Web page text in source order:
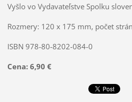
Vyšlo vo Vydavateľstve Spolku
Rozmery: 120 x 175 mm, počet
ISBN 978-80-8202-084-0
Cena: 6,90 €